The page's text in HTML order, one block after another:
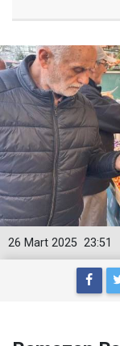
23:51
26 Mart 2025